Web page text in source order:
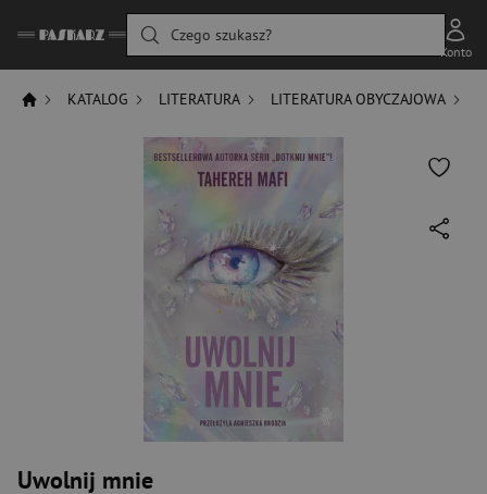
Czego szukasz?
Konto
KATALOG LITERATURA LITERATURA OBYCZAJOWA
Uwolnij mnie